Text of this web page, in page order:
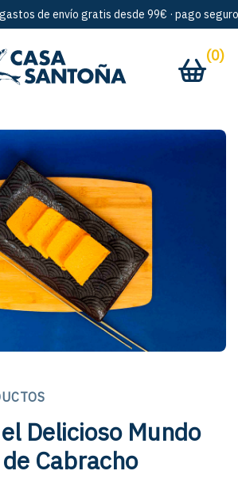
de envío gratis desde 99€ · pago seguro ·
(0)
Delicioso Mundo
Cabracho